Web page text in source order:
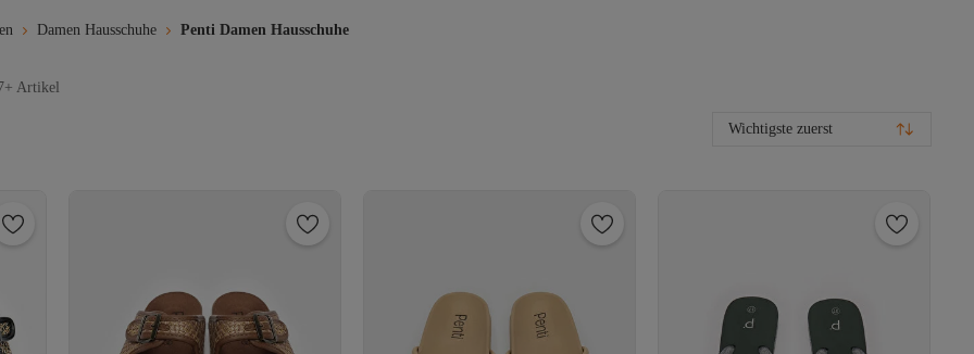
Damen Hausschuhe Penti Damen Hausschuhe
Artikel
Wichtigste zuerst